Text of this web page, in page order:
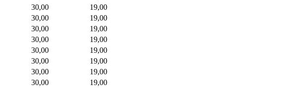
30,00
19,00
30,00
19,00
30,00
19,00
30,00
19,00
30,00
19,00
30,00
19,00
30,00
19,00
30,00
19,00